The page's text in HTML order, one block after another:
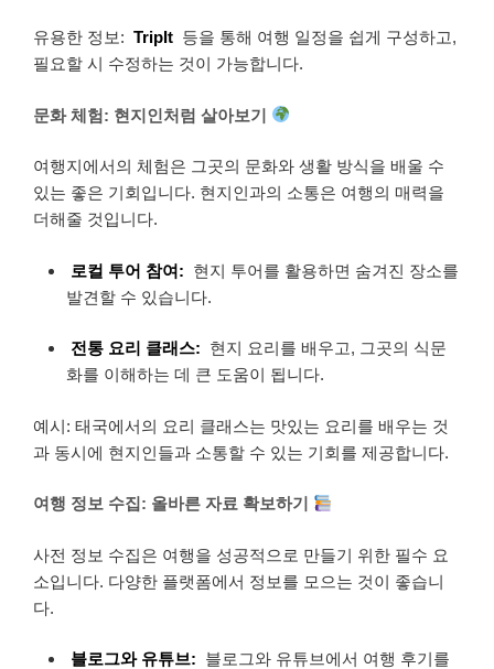
유용한 정보: TripIt 등을 통해 여행 일정을 쉽게 구성하고,
필요할 시 수정하는 것이 가능합니다.
문화 체험: 현지인처럼 살아보기
여행지에서의 체험은 그곳의 문화와 생활 방식을 배울 수
있는 좋은 기회입니다. 현지인과의 소통은 여행의 매력을
더해줄 것입니다.
로컬 투어 참여: 현지 투어를 활용하면 숨겨진 장소를
발견할 수 있습니다.
전통 요리 클래스: 현지 요리를 배우고, 그곳의 식문
화를 이해하는 데 큰 도움이 됩니다.
예시: 태국에서의 요리 클래스는 맛있는 요리를 배우는 것
과 동시에 현지인들과 소통할 수 있는 기회를 제공합니다.
여행 정보 수집: 올바른 자료 확보하기
사전 정보 수집은 여행을 성공적으로 만들기 위한 필수 요
소입니다. 다양한 플랫폼에서 정보를 모으는 것이 좋습니
다.
블로그와 유튜브: 블로그와 유튜브에서 여행 후기를